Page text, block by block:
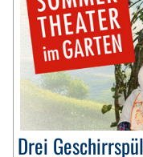
Drei